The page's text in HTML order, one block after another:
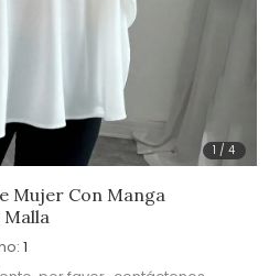
1 /4
Mujer Con Manga
1